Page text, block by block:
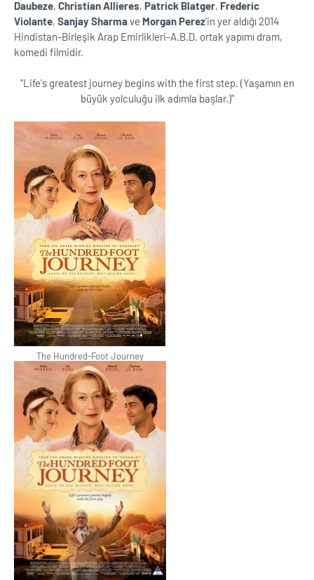
Daubeze, Christian Allieres, Patrick Blatger, Frederic
Violante, Sanjay Sharmave Morgan Perez'in yer aldığı 2014
Hindistan-Birleşik Arap Emirlikleri-A.B.D. ortak yapımı dram,
komedi filmidir.
''Life's greatest journey begins with the first step. (Yaşamın en
büyük yolculuğu ilk adımla başlar.)''
The Hundred-Foot Journey